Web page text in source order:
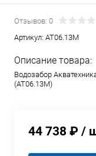
Отзывов: 0
Артикул: AT06.13M
Описание товара:
Водозабор
(AT06.13M)
44 738 ₽ /